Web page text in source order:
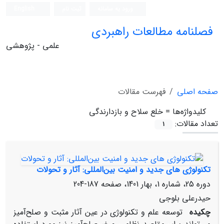
فصلنامه مطالعات راهبردی
علمی - پژوهشی
صفحه اصلی
فهرست مقالات
کلیدواژه‌ها = خلع سلاح و بازدارندگی
تعداد مقالات:
1
تکنولوژی‏ های جدید و امنیت بین‌المللی: آثار و تحولات
دوره 25، شماره 1، بهار 1401، صفحه
187-204
حیدرعلی بلوجی
چکیده توسعه علم و تکنولوژی در عین آثار مثبت و صلح‌آمیز